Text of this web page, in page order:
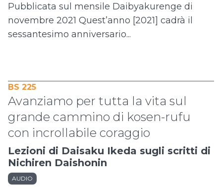
Pubblicata sul mensile Daibyakurenge di
novembre 2021 Quest’anno [2021] cadrà il
sessantesimo anniversario...
BS 225
Avanziamo per tutta la vita sul
grande cammino di kosen-rufu
con incrollabile coraggio
Lezioni di Daisaku Ikeda sugli scritti di
Nichiren Daishonin
AUDIO